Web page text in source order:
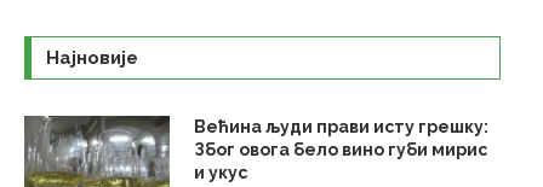
Најновије
Већина људи прави исту грешку:
Због овога бело вино губи мирис
и укус